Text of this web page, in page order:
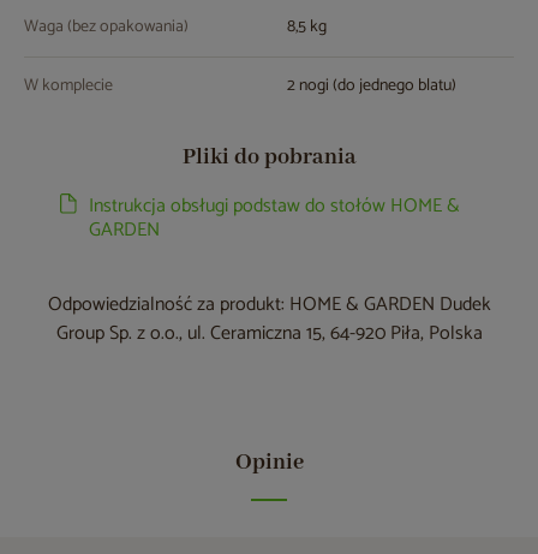
Waga (bez opakowania) 8,5 kg
W komplecie 2 nogi (do jednego blatu)
Pliki do pobrania
Instrukcja obsługi podstaw do stołów HOME &
GARDEN
Odpowiedzialność za produkt: HOME & GARDEN Dudek
Group Sp. z o.o., ul. Ceramiczna 15, 64-920 Piła, Polska
Opinie